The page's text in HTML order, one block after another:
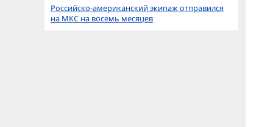
Российско-американский экипаж отправился
на МКС на восемь месяцев